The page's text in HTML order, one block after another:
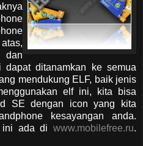
dan
ditanamkan ke semua
mendukung ELF, baik jenis
elf ini, kita bisa
SE dengan icon yang kita
kesayangan anda.
ini ada di www.mobilefree.ru.